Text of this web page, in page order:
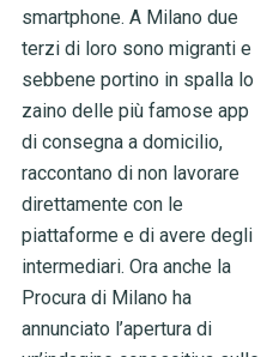
smartphone. A Milano due
terzi di loro sono migranti e
sebbene portino in spalla lo
zaino delle più famose app
di consegna a domicilio,
raccontano di non lavorare
direttamente con le
piattaforme e di avere degli
intermediari. Ora anche la
Procura di Milano ha
annunciato l’apertura di